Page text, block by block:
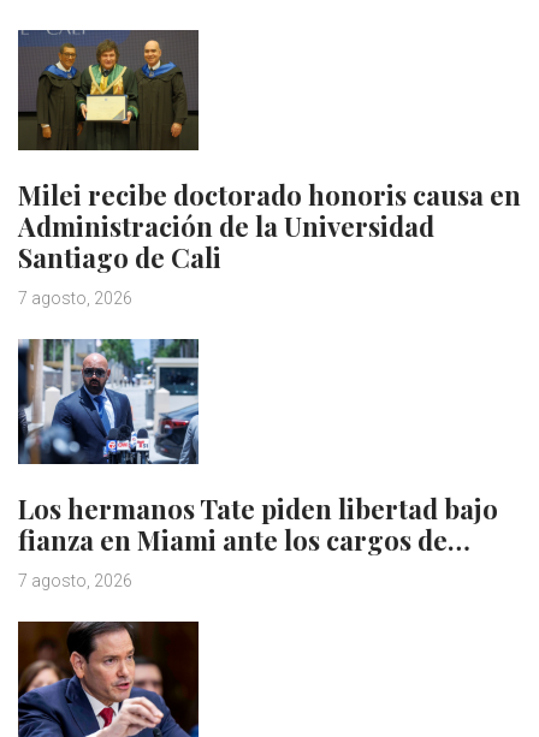
Milei recibe doctorado honoris causa en
Administración de la Universidad
Santiago de Cali
7 agosto, 2026
Los hermanos Tate piden libertad bajo
fianza en Miami ante los cargos de…
7 agosto, 2026